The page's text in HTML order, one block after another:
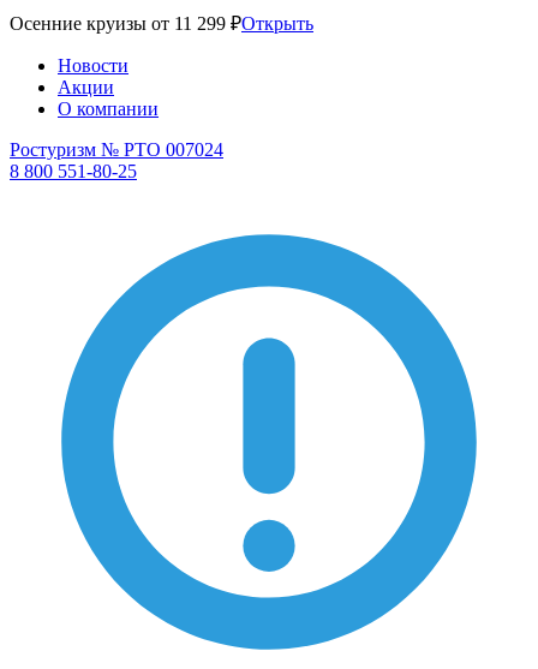
Осенние круизы от 11 299 ₽Открыть
Новости
Акции
О компании
Ростуризм № РТО 007024
8 800 551-80-25